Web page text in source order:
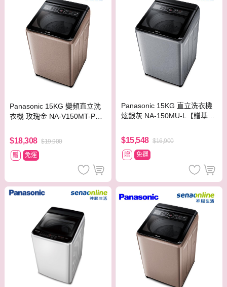
Panasonic 15KG 變頻直立洗
衣機 玫瑰金 NA-V150MT-PN
$18,308 $19,900
贈
免運
Panasonic 15KG 直立洗衣機
炫銀灰 NA-150MU-L【贈基本
$15,548 $16,900
贈
免運